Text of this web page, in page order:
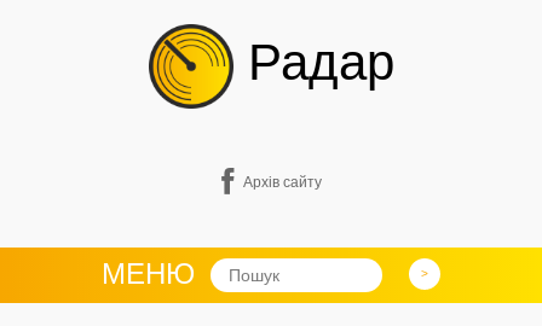
Радар
Архів сайту
МЕНЮ